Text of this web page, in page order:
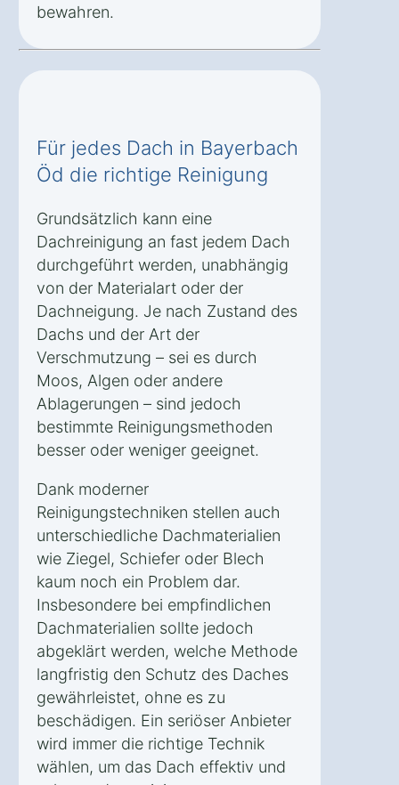
bewahren.
Für jedes Dach in Bayerbach
Öd die richtige Reinigung
Grundsätzlich kann eine
Dachreinigung an fast jedem Dach
durchgeführt werden, unabhängig
von der Materialart oder der
Dachneigung. Je nach Zustand des
Dachs und der Art der
Verschmutzung – sei es durch
Moos, Algen oder andere
Ablagerungen – sind jedoch
bestimmte Reinigungsmethoden
besser oder weniger geeignet.
Dank moderner
Reinigungstechniken stellen auch
unterschiedliche Dachmaterialien
wie Ziegel, Schiefer oder Blech
kaum noch ein Problem dar.
Insbesondere bei empfindlichen
Dachmaterialien sollte jedoch
abgeklärt werden, welche Methode
langfristig den Schutz des Daches
gewährleistet, ohne es zu
beschädigen. Ein seriöser Anbieter
wird immer die richtige Technik
wählen, um das Dach effektiv und